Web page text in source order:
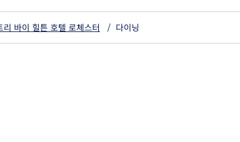
리 바이 힐튼 호텔 로체스터 / 다이닝